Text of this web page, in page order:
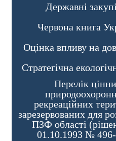
Державні
Червона книга
Оцінка впливу на
Стратегічна
Перелік
рекреаційних
зарезервованих для
ПЗФ області
01.10.1993 №